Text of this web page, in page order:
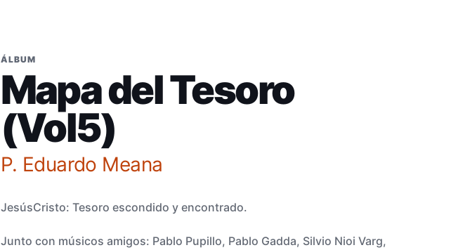
ÁLBUM
Mapa del Tesoro
(Vol5)
P. Eduardo Meana
JesúsCristo: Tesoro escondido y encontrado.
Junto con músicos amigos: Pablo Pupillo, Pablo Gadda, Silvio Nioi Varg,